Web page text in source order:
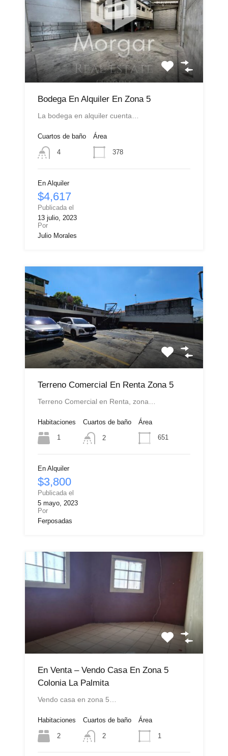
Bodega En Alquiler En Zona 5
La bodega en alquiler cuenta…
Cuartos de baño
4
Área
378
En Alquiler
$4,617
Publicada el
13 julio, 2023
Por
Julio Morales
Terreno Comercial En Renta Zona 5
Terreno Comercial en Renta, zona…
Habitaciones
1
Cuartos de baño
2
Área
651
En Alquiler
$3,800
Publicada el
5 mayo, 2023
Por
Ferposadas
En Venta – Vendo Casa En Zona 5
Colonia La Palmita
Vendo casa en zona 5…
Habitaciones
2
Cuartos de baño
2
Área
1